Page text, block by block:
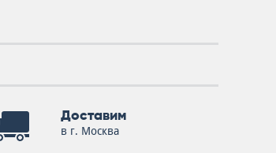
Доставим
в г. Москва